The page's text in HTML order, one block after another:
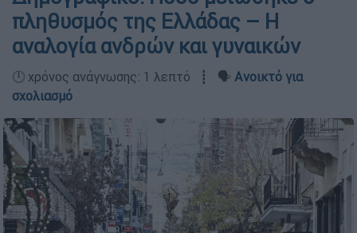
πληθυσμός της Ελλάδας – Η
αναλογία ανδρών και γυναικών
🕛 χρόνος ανάγνωσης: 1 λεπτό ┋ 🗣️ Ανοικτό για
σχολιασμό